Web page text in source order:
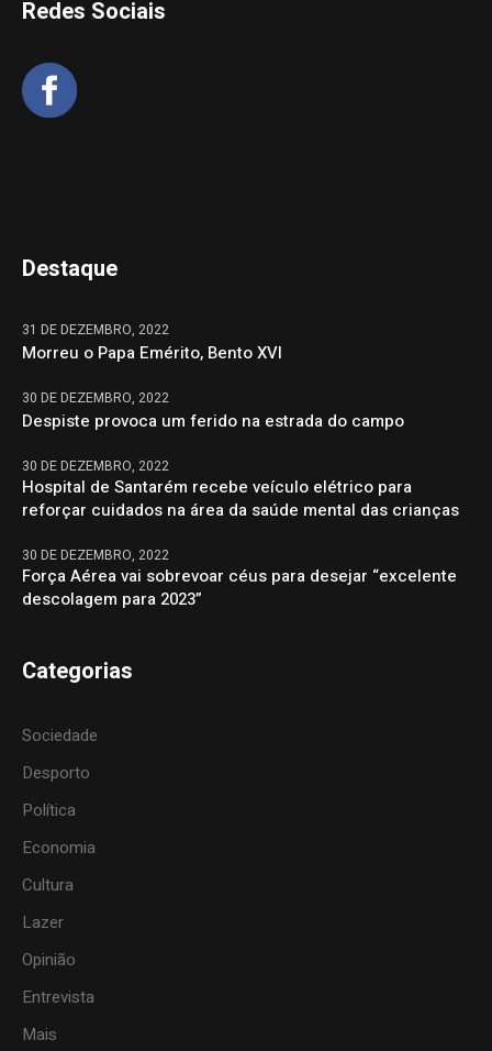
Redes Sociais
Destaque
31 DE DEZEMBRO, 2022
Morreu o Papa Emérito, Bento XVI
30 DE DEZEMBRO, 2022
Despiste provoca um ferido na estrada do campo
30 DE DEZEMBRO, 2022
Hospital de Santarém recebe veículo elétrico para
reforçar cuidados na área da saúde mental das crianças
30 DE DEZEMBRO, 2022
Força Aérea vai sobrevoar céus para desejar “excelente
descolagem para 2023”
Categorias
Sociedade
Desporto
Política
Economia
Cultura
Lazer
Opinião
Entrevista
Mais